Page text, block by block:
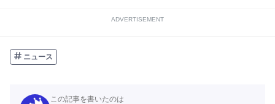
ADVERTISEMENT
ニュース
この記事を書いたのは